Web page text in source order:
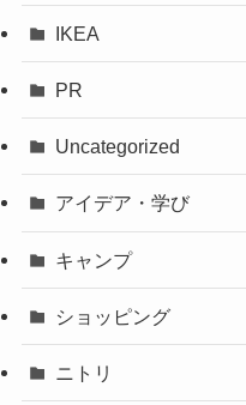
IKEA
PR
Uncategorized
アイデア・学び
キャンプ
ショッピング
ニトリ